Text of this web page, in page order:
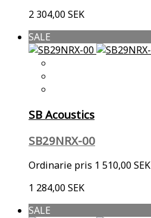
2 304,00 SEK
SALE
SB Acoustics
SB29NRX-00
Ordinarie pris 1 510,00 SEK
1 284,00 SEK
SALE